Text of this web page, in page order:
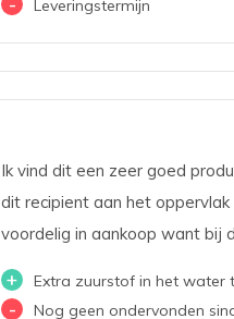
Leveringstermijn
Ik vind dit een zeer goed
dit recipient aan het
voordelig in aankoop want bij
+ Extra zuurstof in het water
- Nog geen ondervonden